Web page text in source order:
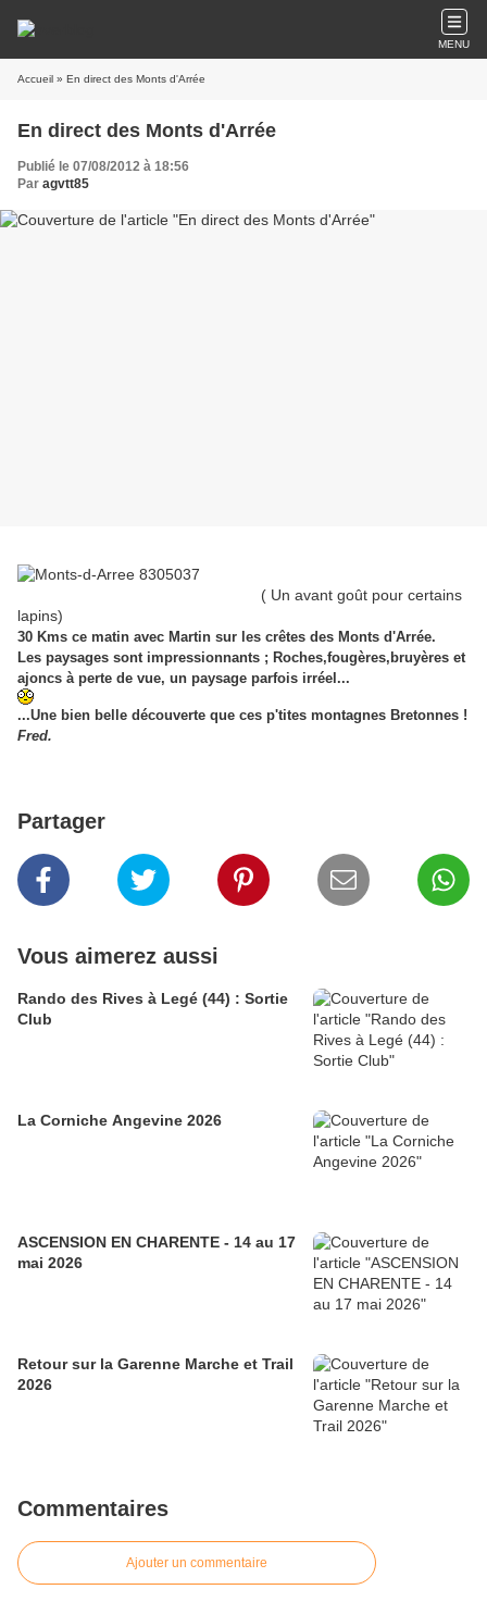
MENU
Accueil » En direct des Monts d'Arrée
En direct des Monts d'Arrée
Publié le 07/08/2012 à 18:56
Par agvtt85
( Un avant goût pour certains
lapins)
30 Kms ce matin avec Martin sur les crêtes des Monts d'Arrée.
Les paysages sont impressionnants ; Roches,fougères,bruyères et
ajoncs à perte de vue, un paysage parfois irréel...
...Une bien belle découverte que ces p'tites montagnes Bretonnes !
Fred.
Partager
Vous aimerez aussi
Rando des Rives à Legé (44) : Sortie
Club
La Corniche Angevine 2026
ASCENSION EN CHARENTE - 14 au 17
mai 2026
Retour sur la Garenne Marche et Trail
2026
Commentaires
Ajouter un commentaire